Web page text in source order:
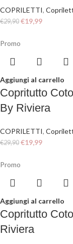
COPRILETTI,
€29,90 €19,99
Promo
Aggiungi al carrello
Copritutto
By Riviera
COPRILETTI,
€29,90 €19,99
Promo
Aggiungi al carrello
Copritutto
Riviera